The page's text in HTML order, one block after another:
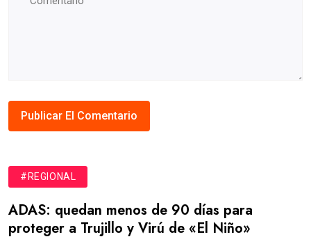
#REGIONAL
ADAS: quedan menos de 90 días para
proteger a Trujillo y Virú de «El Niño»